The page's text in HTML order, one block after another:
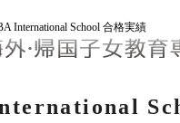
International School 合格実績